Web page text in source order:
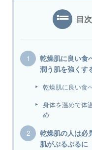
目
乾燥肌に良い食
潤う肌を強くす
乾燥肌に良い食
身体を温めて体
め
乾燥肌の人は必
肌がぷるぷるに